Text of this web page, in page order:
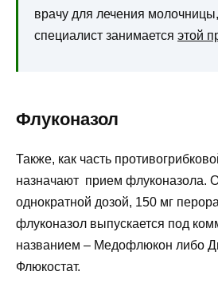
врачу для лечения молочницы,
специалист занимается этой
Флуконазол
Также, как часть
назначают прием флуконазола.
однократной дозой, 150 мг
флуконазол выпускается под
названием – Медофлюкон либо
Флюкостат.